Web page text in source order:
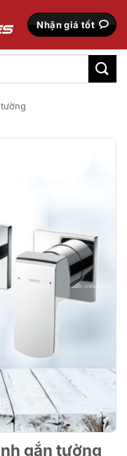
Nhận giá tốt
gắn tường